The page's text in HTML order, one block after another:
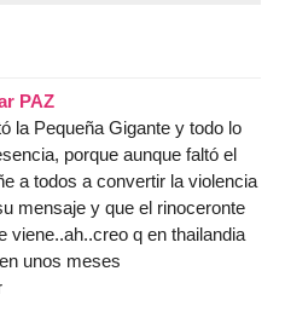
PAZ
la Pequeña Gigante y todo lo
porque aunque faltó el
a todos a convertir la violencia
mensaje y que el rinoceronte
viene..ah..creo q en thailandia
unos meses